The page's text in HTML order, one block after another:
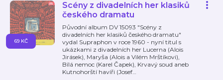
Scény z divadelních her klasiků
českého dramatu
Původní album DV 15093 "Scény z
divadelních her klasiků českého dramatu"
vydal Supraphon v roce 1960 - nyní titul s
ukázkami z divadelních her Lucerna (Alois
Jirásek), Maryša (Alois a Vilém Mrštíkovi),
Bílá nemoc (Karel Čapek), Krvavý soud aneb
Kutnohorští havíři (Josef…
69 KČ